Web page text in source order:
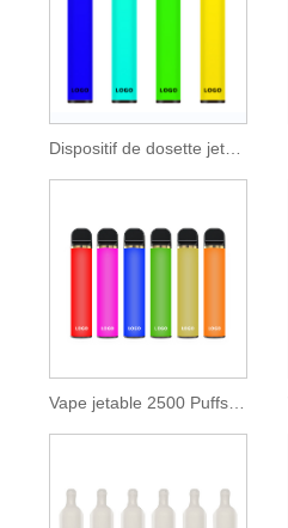
Dispositif de dosette jetable Batterie 850 mAh 1600 bouffées
Vape jetable 2500 Puffs avec 9,5 ml E-liquide